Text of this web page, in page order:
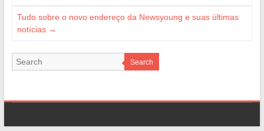
Tudo sobre o novo endereço da Newsyoung e suas últimas
notícias →
Search